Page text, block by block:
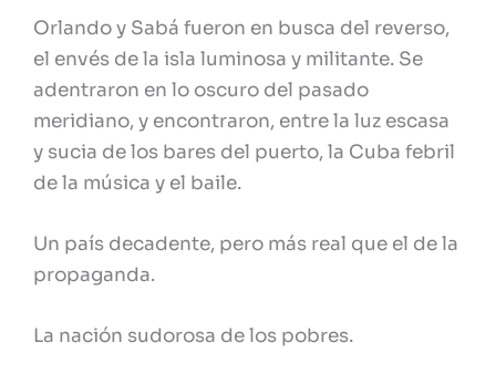
Orlando y Sabá fueron en busca del reverso,
el envés de la isla luminosa y militante. Se
adentraron en lo oscuro del pasado
meridiano, y encontraron, entre la luz escasa
y sucia de los bares del puerto, la Cuba febril
de la música y el baile.
Un país decadente, pero más real que el de la
propaganda.
La nación sudorosa de los pobres.